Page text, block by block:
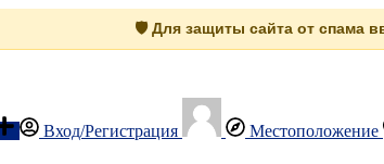
🛡️ Для защиты сайта от спама
Вход/Регистрация Местоположение